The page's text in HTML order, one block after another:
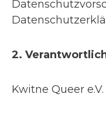
2.
Kwitne Queer e.V.